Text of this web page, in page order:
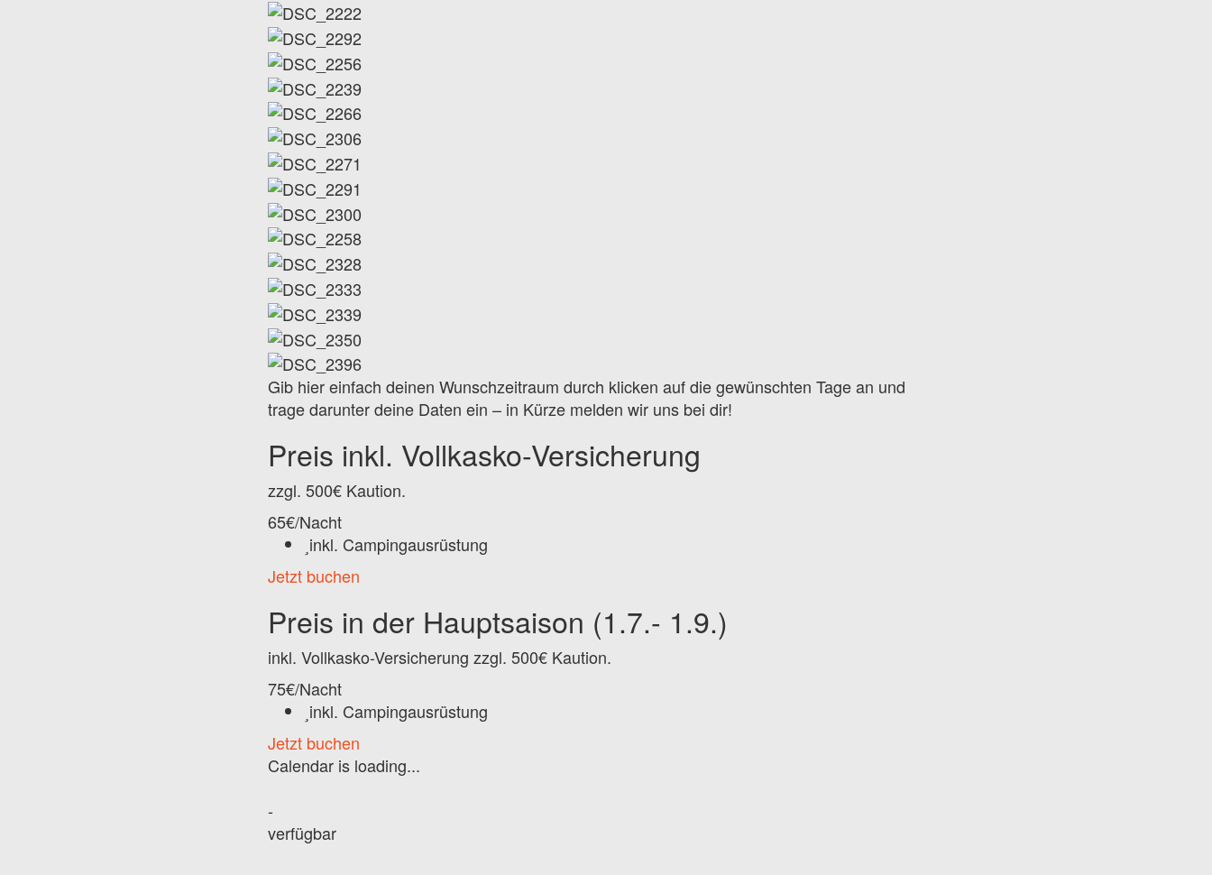
Gib hier einfach deinen Wunschzeitraum durch klicken auf die gewünschten Tage an und
trage darunter deine Daten ein – in Kürze melden wir uns bei dir!
Preis inkl. Vollkasko-Versicherung
zzgl. 500€ Kaution.
65€/Nacht
inkl. Campingausrüstung
Jetzt buchen
Preis in der Hauptsaison (1.7.- 1.9.)
inkl. Vollkasko-Versicherung zzgl. 500€ Kaution.
75€/Nacht
inkl. Campingausrüstung
Jetzt buchen
Calendar is loading...
-
verfügbar